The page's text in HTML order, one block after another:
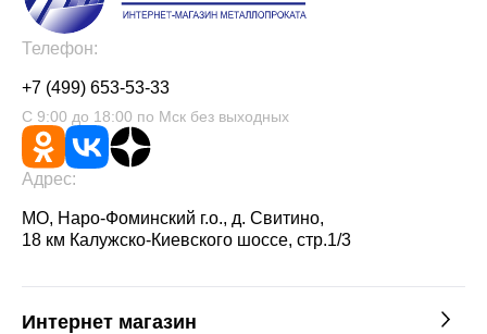
Телефон:
+7 (499) 653-53-33
С 9:00 до 18:00 по Мск без выходных
Адрес:
МО, Наро-Фоминский г.о., д. Свитино,
18 км Калужско-Киевского шоссе, стр.1/3
Интернет магазин